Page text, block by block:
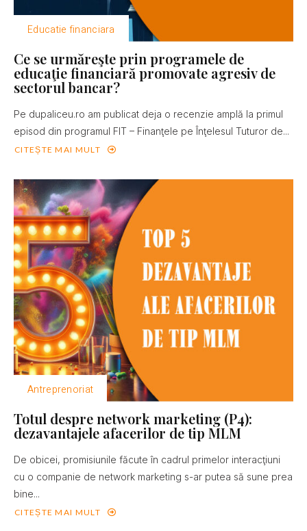
Educatie financiara
Ce se urmăreşte prin programele de
educaţie financiară promovate agresiv de
sectorul bancar?
Pe dupaliceu.ro am publicat deja o recenzie amplă la primul
episod din programul FIT – Finanţele pe Înţelesul Tuturor de...
CITEȘTE MAI MULT
Antreprenoriat
Totul despre network marketing (P4):
dezavantajele afacerilor de tip MLM
De obicei, promisiunile făcute în cadrul primelor interacţiuni
cu o companie de network marketing s-ar putea să sune prea
bine...
CITEȘTE MAI MULT